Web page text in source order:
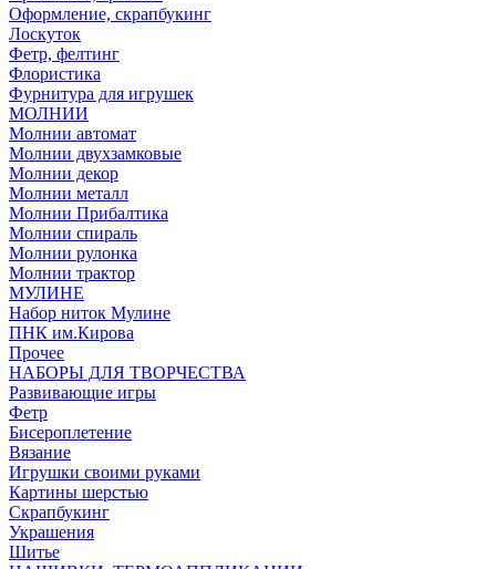
Оформление, скрапбукинг
Лоскуток
Фетр, фелтинг
Флористика
Фурнитура для игрушек
МОЛНИИ
Молнии автомат
Молнии двухзамковые
Молнии декор
Молнии металл
Молнии Прибалтика
Молнии спираль
Молнии рулонка
Молнии трактор
МУЛИНЕ
Набор ниток Мулине
ПНК им.Кирова
Прочее
НАБОРЫ ДЛЯ ТВОРЧЕСТВА
Развивающие игры
Фетр
Бисероплетение
Вязание
Игрушки своими руками
Картины шерстью
Скрапбукинг
Украшения
Шитье